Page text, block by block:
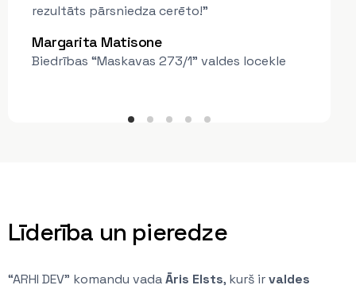
rezultāts pārsniedza cerēto!”
Margarita Matisone
Biedrības “Maskavas 273/1” valdes locekle
Nauris Liepnieks
Dzīvokļu īpašnieku Biedrība "12 BRILJANTI"
Līderība un pieredze
“ARHI DEV” komandu vadaĀris Elsts, kurš irvaldes